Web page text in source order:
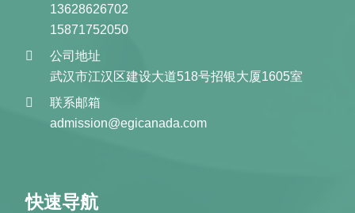
13628626702
15871752050
公司地址
武汉市江汉区建设大道518号招银大厦1605室
联系邮箱
admission@egicanada.com
快速导航